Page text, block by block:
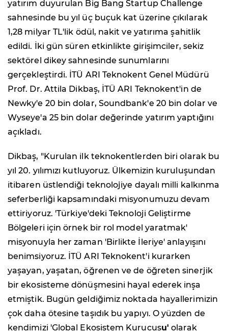
yatırım duyurulan Big Bang Startup Challenge
sahnesinde bu yıl üç buçuk kat üzerine çıkılarak
1,28 milyar TL'lik ödül, nakit ve yatırıma şahitlik
edildi. İki gün süren etkinlikte girişimciler, sekiz
sektörel dikey sahnesinde sunumlarını
gerçekleştirdi. İTÜ ARI Teknokent Genel Müdürü
Prof. Dr. Attila Dikbaş, İTÜ ARI Teknokent'in de
Newky'e 20 bin dolar, Soundbank'e 20 bin dolar ve
Wyseye'a 25 bin dolar değerinde yatırım yaptığını
açıkladı.
Dikbaş, "Kurulan ilk teknokentlerden biri olarak bu
yıl 20. yılımızı kutluyoruz. Ülkemizin kuruluşundan
itibaren üstlendiği teknolojiye dayalı milli kalkınma
seferberliği kapsamındaki misyonumuzu devam
ettiriyoruz. 'Türkiye'deki Teknoloji Geliştirme
Bölgeleri için örnek bir rol model yaratmak'
misyonuyla her zaman 'Birlikte İleriye' anlayışını
benimsiyoruz. İTÜ ARI Teknokent'i kurarken
yaşayan, yaşatan, öğrenen ve de öğreten sinerjik
bir ekosisteme dönüşmesini hayal ederek inşa
etmiştik. Bugün geldiğimiz noktada hayallerimizin
çok daha ötesine taşıdık bu yapıyı. O yüzden de
kendimizi 'Global Ekosistem Kurucusu' olarak